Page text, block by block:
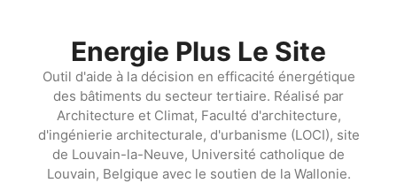
Energie Plus Le Site
Outil d'aide à la décision en efficacité énergétique
des bâtiments du secteur tertiaire. Réalisé par
Architecture et Climat, Faculté d'architecture,
d'ingénierie architecturale, d'urbanisme (LOCI), site
de Louvain-la-Neuve, Université catholique de
Louvain, Belgique avec le soutien de la Wallonie.